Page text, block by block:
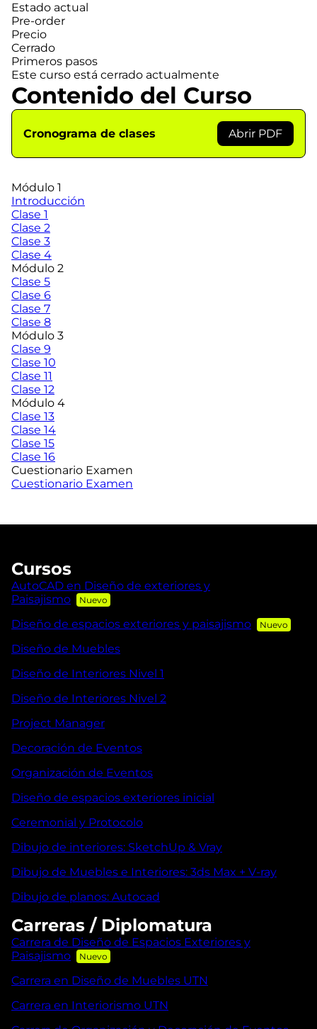
Estado actual
Pre-order
Precio
Cerrado
Primeros pasos
Este curso está cerrado actualmente
Contenido del Curso
Cronograma de clases Abrir PDF
Módulo 1
Introducción
Clase 1
Clase 2
Clase 3
Clase 4
Módulo 2
Clase 5
Clase 6
Clase 7
Clase 8
Módulo 3
Clase 9
Clase 10
Clase 11
Clase 12
Módulo 4
Clase 13
Clase 14
Clase 15
Clase 16
Cuestionario Examen
Cuestionario Examen
Cursos
AutoCAD en Diseño de exteriores y
Paisajismo
Diseño de espacios exteriores y paisajismo
Diseño de Muebles
Diseño de Interiores Nivel 1
Diseño de Interiores Nivel 2
Project Manager
Decoración de Eventos
Organización de Eventos
Diseño de espacios exteriores inicial
Ceremonial y Protocolo
Dibujo de interiores: SketchUp & Vray
Dibujo de Muebles e Interiores: 3ds Max + V-ray
Dibujo de planos: Autocad
Carreras / Diplomatura
Carrera de Diseño de Espacios Exteriores y
Paisajismo
Carrera en Diseño de Muebles UTN
Carrera en Interiorismo UTN